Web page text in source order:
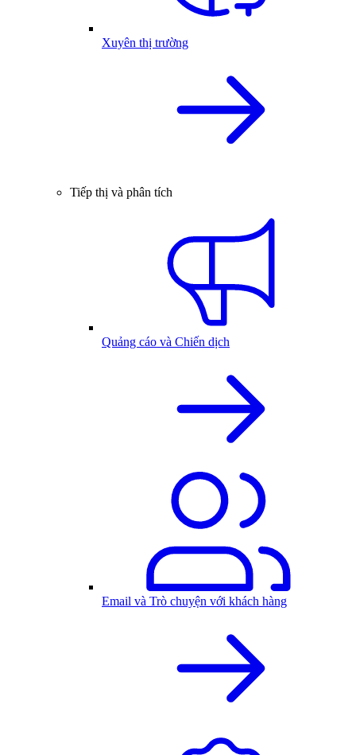
Xuyên thị trường
Tiếp thị và phân tích
Quảng cáo và Chiến dịch
Email và Trò chuyện với khách hàng